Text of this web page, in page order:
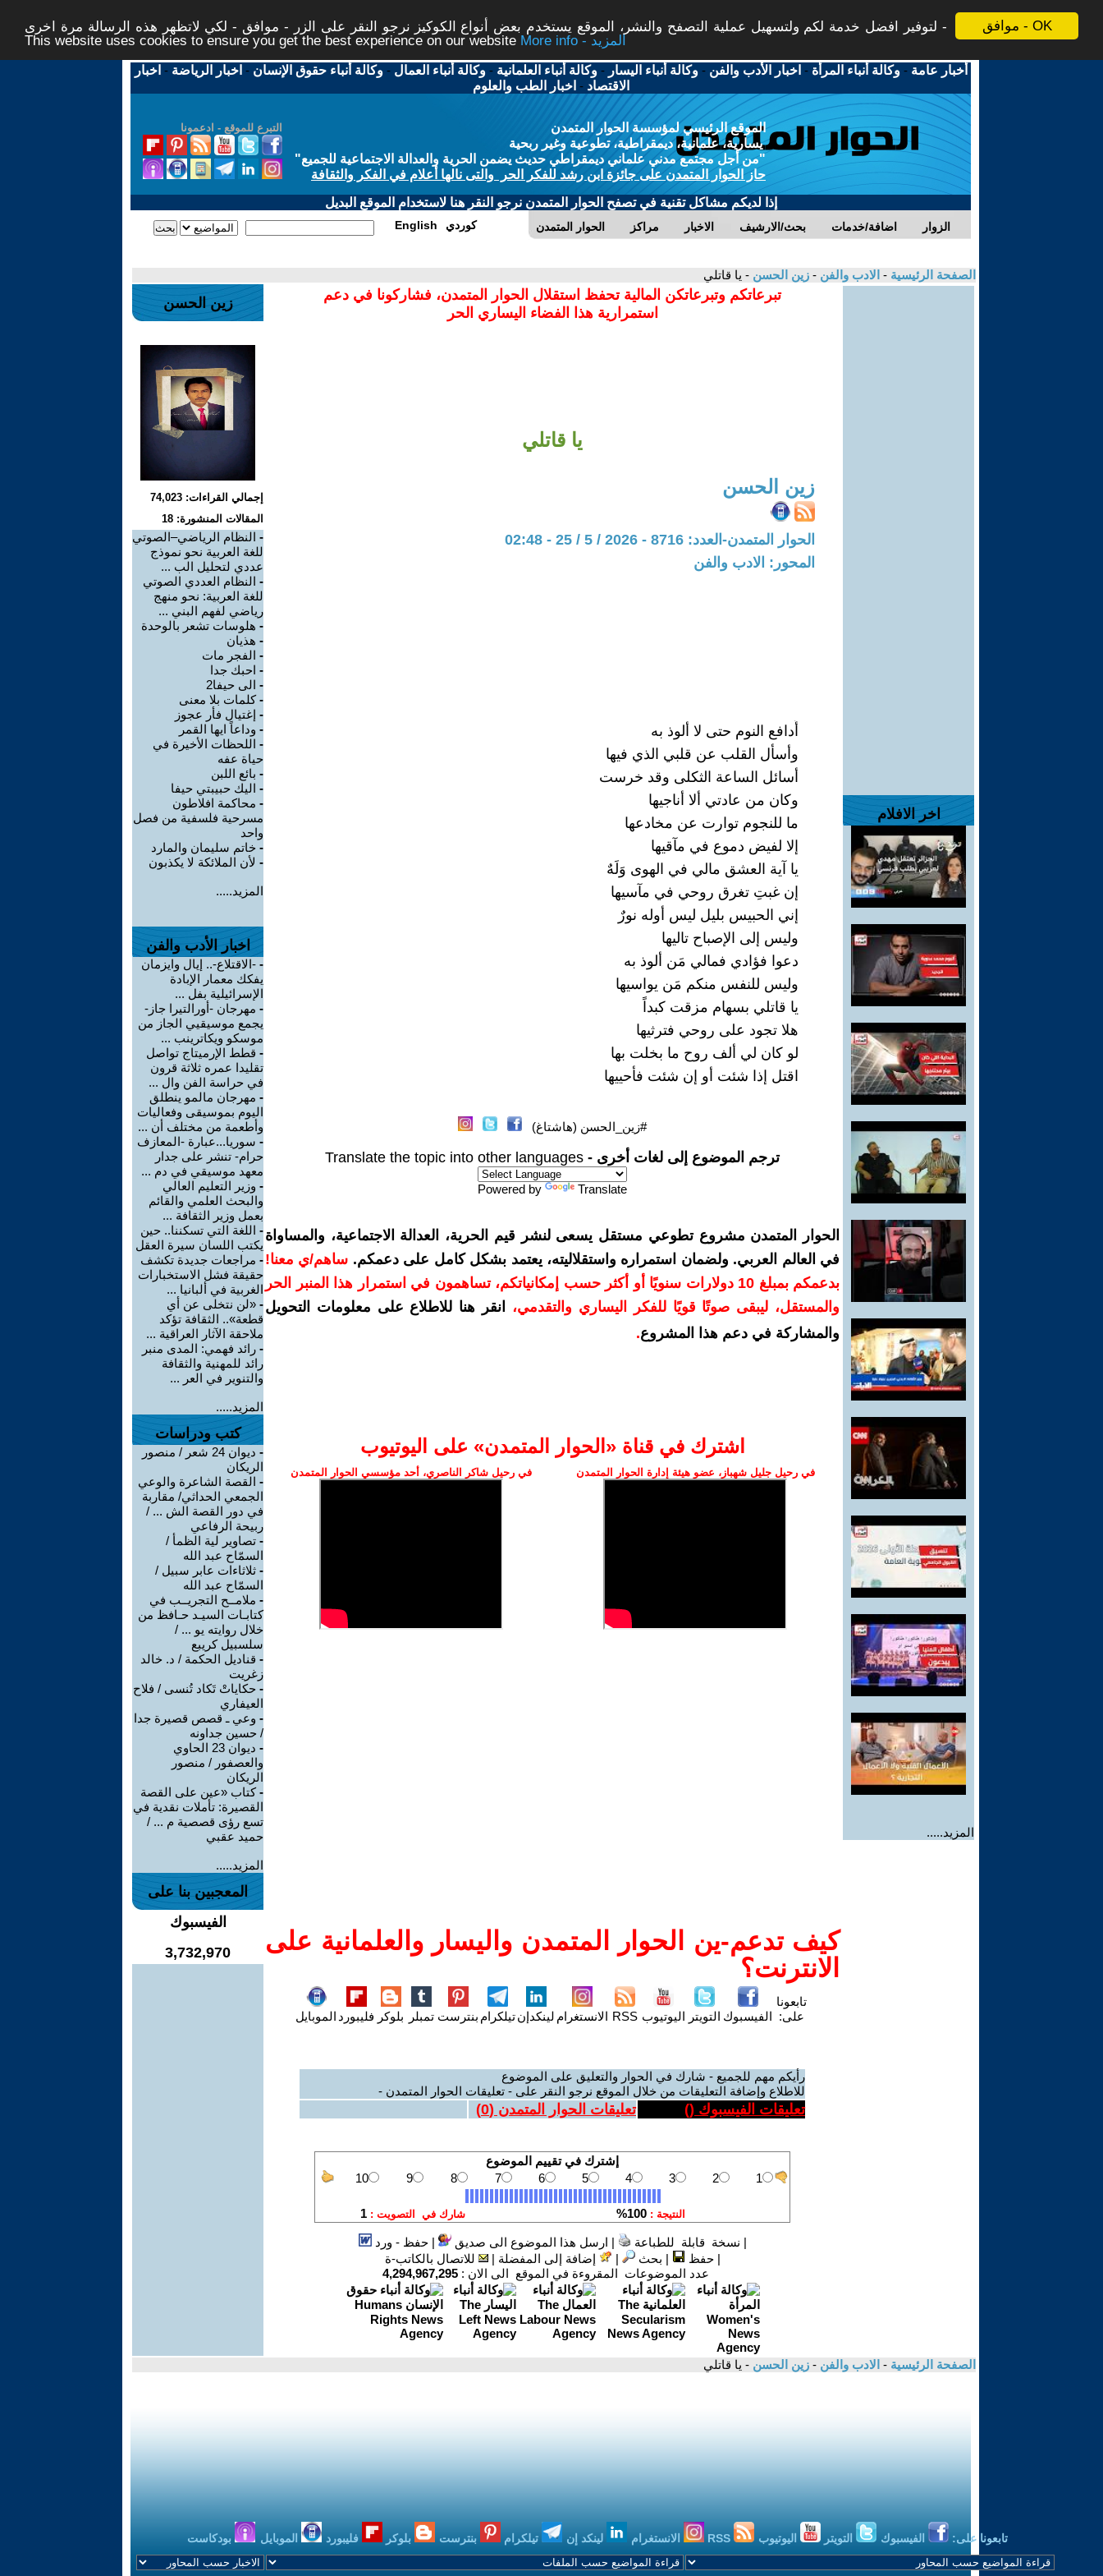
موافق - OK
لتوفير افضل خدمة لكم ولتسهيل عملية التصفح والنشر، الموقع يستخدم بعض أنواع الكوكيز نرجو النقر على الزر - موافق - لكي لاتظهر هذه الرسالة مرة اخرى -
This website uses cookies to ensure you get the best experience on our website
More info - المزيد
أخبار عامة -وكالة أنباء المرأة - اخبار الأدب والفن -وكالة أنباء اليسار -وكالة أنباء العلمانية -وكالة أنباء العمال -وكالة أنباء حقوق الإنسان - اخبار الرياضة - اخبار
الاقتصاد - اخبار الطب والعلوم
التبرع للموقع - ادعمونا
الموقع الرئيسي لمؤسسة الحوار المتمدن
يسارية، علمانية، ديمقراطية، تطوعية وغير ربحية
"من أجل مجتمع مدني علماني ديمقراطي حديث يضمن الحرية والعدالة الاجتماعية للجميع"
حاز الحوار المتمدن على جائزة ابن رشد للفكر الحر والتى نالها أعلام في الفكر والثقافة
إذا لديكم مشاكل تقنية في تصفح الحوار المتمدن نرجو النقر هنا لاستخدام الموقع البديل
الحوار المتمدن مراكز الاخبار بحث/الارشيف اضافة/خدمات الزوار English كوردي
الصفحة الرئيسية - الادب والفن - زين الحسن - يا قاتلي
اخر الافلام
المزيد.....
تبرعاتكم وتبرعاتكن المالية تحفظ استقلال الحوار المتمدن، فشاركونا في دعم
استمرارية هذا الفضاء اليساري الحر
يا قاتلي
زين الحسن
الحوار المتمدن-العدد: 8716 - 2026 / 5 / 25 - 02:48
المحور: الادب والفن
أُدافع النوم حتى لا ألوذ به
وأسأل القلب عن قلبي الذي فيها
أسائل الساعة الثكلى وقد خرست
وكان من عادتي ألا أناجيها
ما للنجوم توارت عن مخادعها
إلا لفيض دموع في مآقيها
يا آية العشق مالي في الهوى وَلَهٌ
إن غبتِ تغرق روحي في مآسيها
إني الحبيس بليل ليس أوله نورٌ
وليس إلى الإصباح تاليها
دعوا فؤادي فمالي مَن ألوذ به
وليس للنفس منكم مَن يواسيها
​يا قاتلي بسهام مزقت كبداً
هلا تجود على روحي فترثيها
لو كان لي ألف روح ما بخلت بها
اقتل إذا شئت أو إن شئت فأحييها
#زين_الحسن (هاشتاغ)
ترجم الموضوع إلى لغات أخرى - Translate the topic into other languages
Powered by Translate
الحوار المتمدن مشروع تطوعي مستقل يسعى لنشر قيم الحرية، العدالة الاجتماعية، والمساواة
في العالم العربي. ولضمان استمراره واستقلاليته، يعتمد بشكل كامل على دعمكم. ساهم/ي معنا!
بدعمكم بمبلغ 10 دولارات سنويًا أو أكثر حسب إمكانياتكم، تساهمون في استمرار هذا المنبر الحر
والمستقل، ليبقى صوتًا قويًا للفكر اليساري والتقدمي،
انقر هنا للاطلاع على معلومات التحويل
والمشاركة في دعم هذا المشروع.
اشترك في قناة ‫«الحوار المتمدن» على اليوتيوب
في رحيل جليل شهباز، عضو هيئة إدارة الحوار المتمدن في رحيل شاكر الناصري، أحد مؤسسي الحوار المتمدن
كيف تدعم-ين الحوار المتمدن واليسار والعلمانية على
الانترنت؟
تابعونا
على: الفيسبوك التويتر اليوتيوب RSS الانستغرام لينكدإنتيلكرام بنترست تمبلر بلوكر فليبورد الموبايل
رأيكم مهم للجميع - شارك في الحوار والتعليق على الموضوع
للاطلاع وإضافة التعليقات من خلال الموقع نرجو النقر على - تعليقات الحوار المتمدن -
تعليقات الفيسبوك () تعليقات الحوار المتمدن (0
)
| نسخة قابلة للطباعة | ارسل هذا الموضوع الى صديق |حفظ - ورد
|حفظ | بحث | إضافة إلى المفضلة |
للاتصال بالكاتب-ة
عدد الموضوعات المقروءة في الموقع الى الان : 4,294,967,295
زين الحسن
إجمالي القراءات: 74,023
المقالات المنشورة: 18
- النظام الرياضي–الصوتي
للغة العربية نحو نموذج
عددي لتحليل الب ...
- النظام العددي الصوتي
للغة العربية: نحو منهج
رياضي لفهم البني ...
- هلوسات تشعر بالوحدة
- هذيان
- الفجر مات
- احبك جدا
- الى حيفا2
-كلمات بلا معنى
- إغتيال فأر عجوز
- وداعاً ايها القمر
- اللحظات الأخيرة في
حياة عفه
- بائع اللبن
- اليك حبيبتي حيفا
- محاكمة افلاطون
مسرحية فلسفية من فصل
واحد
- خاتم سليمان والمارد
- لأن الملائكة لا يكذبون
المزيد.....
اخبار الأدب والفن
- -الاقتلاع-.. إيال وايزمان
يفكك معمار الإبادة
الإسرائيلية بفل ...
- مهرجان -أورالتيرا جاز-
يجمع موسيقيي الجاز من
موسكو ويكاترينب ...
- قطط الإرميتاج تواصل
تقليدا عمره ثلاثة قرون
في حراسة الفن وال ...
- مهرجان مالمو ينطلق
اليوم بموسيقى وفعاليات
وأطعمة من مختلف أن ...
- سوريا...عبارة -المعازف
حرام- تنشر على جدار
معهد موسيقي في دم ...
- وزير التعليم العالي
والبحث العلمي والقائم
بعمل وزير الثقافة ...
- اللغة التي تسكننا.. حين
يكتب اللسان سيرة العقل
- مراجعات جديدة تكشف
حقيقة فشل الاستخبارات
الغربية في ألبانيا ...
- «لن نتخلى عن أي
قطعة».. الثقافة تؤكد
ملاحقة الآثار العراقية ...
- رائد فهمي: المدى منبر
رائد للمهنية والثقافة
والتنوير في العر ...
المزيد.....
كتب ودراسات
-
ديوان 24 شعر / منصور
الريكان
- القصة الشاعرة والوعي
الجمعي الحداثي/ مقاربة
في دور القصة الش ... /
ربيحة الرفاعي
- تصاوير لية الظمأ /
السمّاح عبد الله
- ثلاثاءات عابر سبيل /
السمّاح عبد الله
- ملامــح التجريــب في
كتابـات السيـد حـافظ من
خلال روايته يو ... /
سلسبيل كريبع
- قناديل الحكمة / د. خالد
زغريت
- حكاياتْ تَكاد تُنسى / فلاح
العيفاري
- وعي ـ قصص قصيرة جدا
/ حسين جداونه
-
ديوان 23 الحاوي
والعصفور / منصور
الريكان
-كتاب «عين على القصة
القصيرة: تأملات نقدية في
تسع رؤى قصصية م ... /
حميد عقبي
المزيد.....
المعجبين بنا على
الفيسبوك
3,732,970
الصفحة الرئيسية - الادب والفن - زين الحسن - يا قاتلي
تابعونا على: الفيسبوك التويتر اليوتيوب الانستغرام لينكد إن تيلكرام بنترست بلوكر فليبورد الموبايل بودكاست